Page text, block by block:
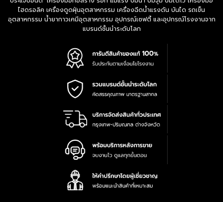
ไฮดรอลิค เครื่องดูดฝุ่นอุตสาหกรรม เครื่องฉีดน้ำแรงดัน บันได รถเข็น
อุตสาหกรรม น้ำยากาวเคมีอุตสาหกรรม อุปกรณ์เซฟตี้ และอุปกรณ์โรงงานจาก
แบรนด์ชั้นนำระดับโลก